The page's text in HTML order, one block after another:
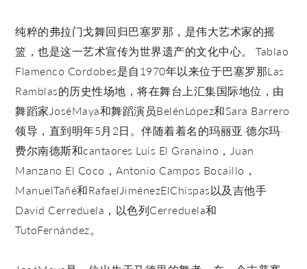
纯粹的弗拉门戈舞回归巴塞罗那，是伟大艺术家的摇
篮，也是这一艺术宣传为世界遗产的文化中心。 Tablao
Flamenco Cordobes是自1970年以来位于巴塞罗那Las
Ramblas的历史性场地，将在舞台上汇集国际地位，由
舞蹈家JoséMaya和舞蹈演员BelénLópez和Sara Barrero
领导，直到明年5月2日。伴随着着名的玛丽亚·德尔玛·
费尔南德斯和cantaores Luis El Granaino，Juan
Manzano El Coco，Antonio Campos Bocaillo，
ManuelTañé和RafaelJiménezElChispas以及吉他手
David Cerreduela，以色列Cerreduela和
TutoFernández。